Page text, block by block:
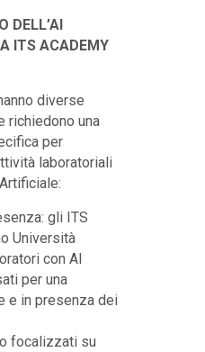
DELL’AI
ITS ACADEMY
diverse
richiedono una
per
laboratoriali
gli ITS
Università
con AI
per una
e in presenza dei
focalizzati su